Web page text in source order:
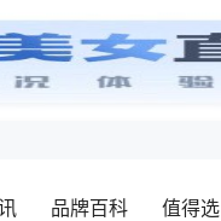
品牌百科 值得选